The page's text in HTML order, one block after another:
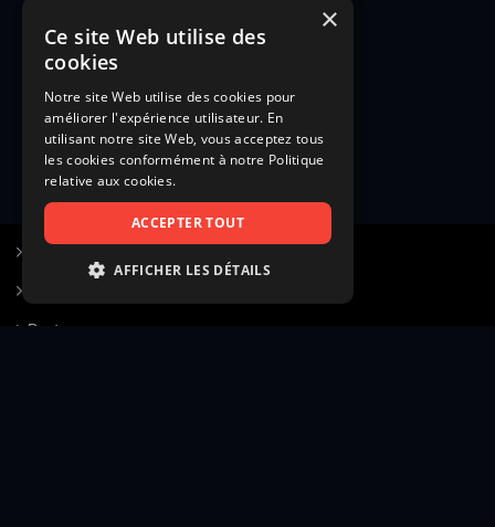
Poster une annonce
×
Ce site Web utilise des
cookies
Notre site Web utilise des cookies pour
améliorer l'expérience utilisateur. En
utilisant notre site Web, vous acceptez tous
les cookies conformément à notre Politique
relative aux cookies.
ACCEPTER TOUT
AFFICHER LES DÉTAILS